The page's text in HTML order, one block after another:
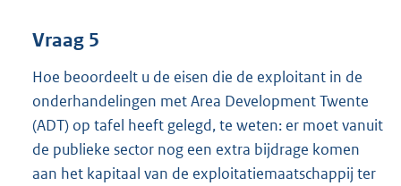
Vraag 5
Hoe beoordeelt u de eisen die de exploitant in de
onderhandelingen met Area Development Twente
(ADT) op tafel heeft gelegd, te weten: er moet vanuit
de publieke sector nog een extra bijdrage komen
aan het kapitaal van de exploitatiemaatschappij ter